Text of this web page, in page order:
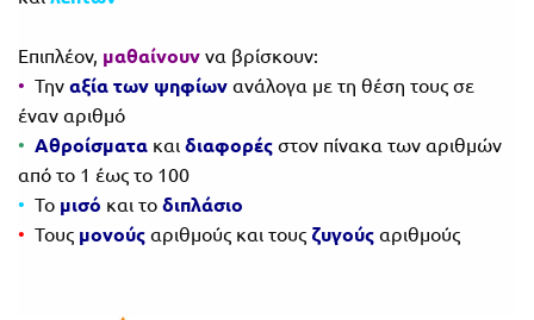
Επιπλέον, μαθαίνουν να βρίσκουν:
• Την αξία των ψηφίων ανάλογα με τη θέση τους σε
έναν αριθμό
• Αθροίσματα και διαφορές στον πίνακα των αριθμών
από το 1 έως το 100
• Το μισό και το διπλάσιο
• Τους μονούς αριθμούς και τους ζυγούς αριθμούς